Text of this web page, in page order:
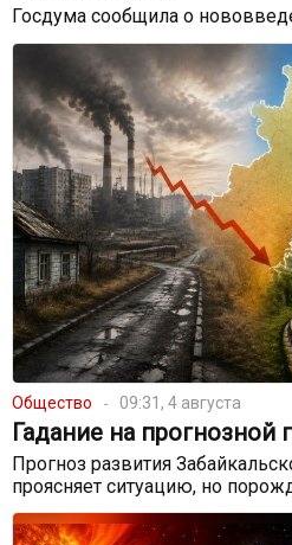
Госдума сообщила о
Общество 09:31, 4 августа
Гадание на прогнозной
Прогноз развития
проясняет ситуацию, но